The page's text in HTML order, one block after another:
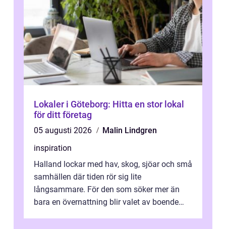
Lokaler i Göteborg: Hitta en stor lokal
för ditt företag
05 augusti 2026
Malin Lindgren
inspiration
Halland lockar med hav, skog, sjöar och små
samhällen där tiden rör sig lite
långsammare. För den som söker mer än
bara en övernattning blir valet av boende